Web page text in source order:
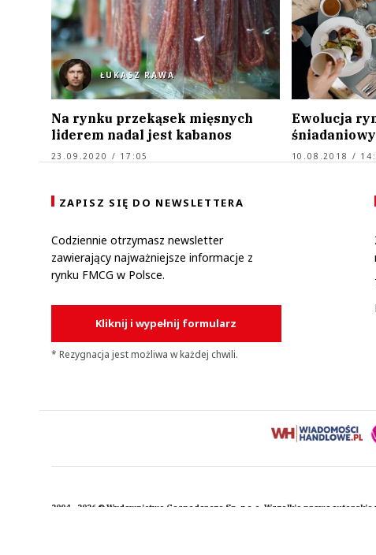
ŁUKASZ RAWA
Na rynku przekąsek mięsnych
liderem nadal jest kabanos
23.09.2020 / 17:05
Ewolucja
10.08.2018 /
ZAPISZ SIĘ DO NEWSLETTERA
Codziennie otrzymasz newsletter
zawierający najważniejsze informacje z
rynku FMCG w Polsce.
Kliknij i wypełnij formularz
* Rezygnacja jest możliwa w każdej chwili.
2004 - 2026 © Wydawnictwo Gospodarcze Sp. z o.o. Wszelkie prawa